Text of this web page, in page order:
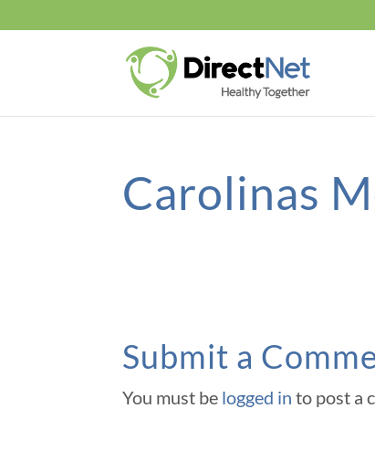
Carolinas
Submit a
You must be logged in to post a